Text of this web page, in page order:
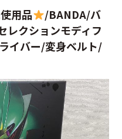
用品
/BANDA/バ
レクションモディフ
イバー/変身ベルト/